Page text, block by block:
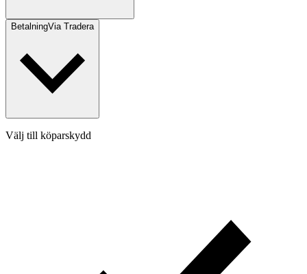
BetalningVia Tradera
Välj till köparskydd